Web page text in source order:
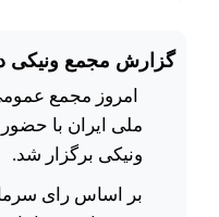
گزارش مجمع ونیکی در 29 فروردین
امروز مجمع
ونیکی برگزار شد.